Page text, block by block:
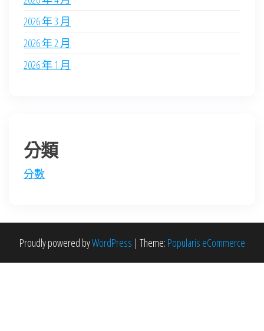
2026 年 3 月
2026 年 2 月
2026 年 1 月
分類
分數
Proudly powered byWordPress | Theme: Popularis eCommerce